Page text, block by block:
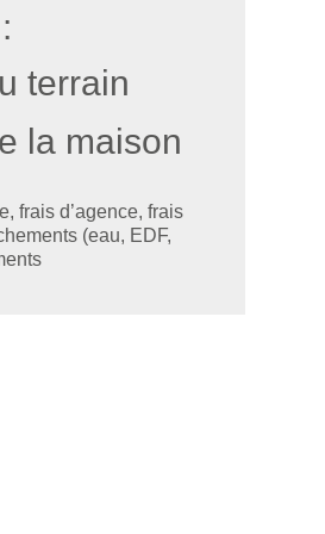
terrain
la maison
frais d’agence, frais
(eau, EDF,